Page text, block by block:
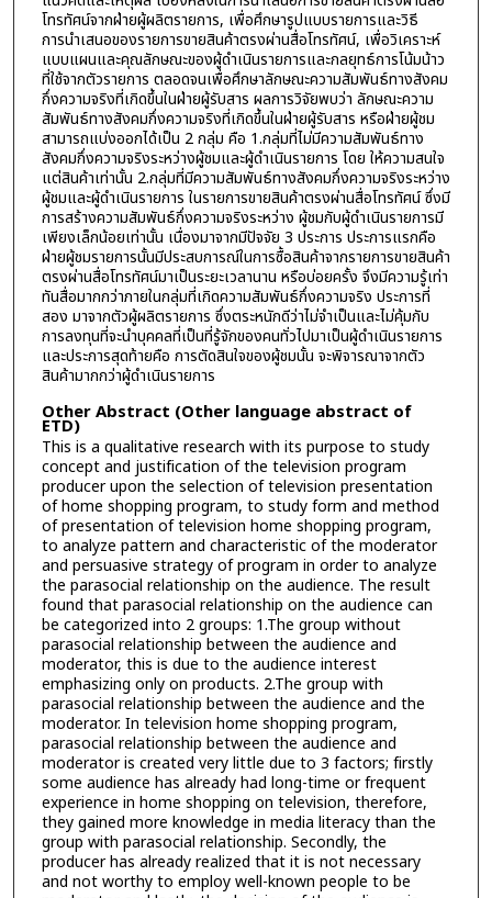
โทรทัศน์จากฝ่ายผู้ผลิตรายการ, เพื่อศึกษารูปแบบรายการและวิธี
การนำเสนอของรายการขายสินค้าตรงผ่านสื่อโทรทัศน์, เพื่อวิเคราะห์
แบบแผนและคุณลักษณะของผู้ดำเนินรายการและกลยุทธ์การโน้มน้าว
ที่ใช้จากตัวรายการ ตลอดจนเพื่อศึกษาลักษณะความสัมพันธ์ทางสังคม
กึ่งความจริงที่เกิดขึ้นในฝ่ายผู้รับสาร ผลการวิจัยพบว่า ลักษณะความ
สัมพันธ์ทางสังคมกึ่งความจริงที่เกิดขึ้นในฝ่ายผู้รับสาร หรือฝ่ายผู้ชม
สามารถแบ่งออกได้เป็น 2 กลุ่ม คือ 1.กลุ่มที่ไม่มีความสัมพันธ์ทาง
สังคมกึ่งความจริงระหว่างผู้ชมและผู้ดำเนินรายการ โดย ให้ความสนใจ
แต่สินค้าเท่านั้น 2.กลุ่มที่มีความสัมพันธ์ทางสังคมกึ่งความจริงระหว่าง
ผู้ชมและผู้ดำเนินรายการ ในรายการขายสินค้าตรงผ่านสื่อโทรทัศน์ ซึ่งมี
การสร้างความสัมพันธ์กึ่งความจริงระหว่าง ผู้ชมกับผู้ดำเนินรายการมี
เพียงเล็กน้อยเท่านั้น เนื่องมาจากมีปัจจัย 3 ประการ ประการแรกคือ
ฝ่ายผู้ชมรายการนั้นมีประสบการณ์ในการซื้อสินค้าจากรายการขายสินค้า
ตรงผ่านสื่อโทรทัศน์มาเป็นระยะเวลานาน หรือบ่อยครั้ง จึงมีความรู้เท่า
ทันสื่อมากกว่าภายในกลุ่มที่เกิดความสัมพันธ์กึ่งความจริง ประการที่
สอง มาจากตัวผู้ผลิตรายการ ซึ่งตระหนักดีว่าไม่จำเป็นและไม่คุ้มกับ
การลงทุนที่จะนำบุคคลที่เป็นที่รู้จักของคนทั่วไปมาเป็นผู้ดำเนินรายการ
และประการสุดท้ายคือ การตัดสินใจของผู้ชมนั้น จะพิจารณาจากตัว
สินค้ามากกว่าผู้ดำเนินรายการ
Other Abstract (Other language abstract of
ETD)
This is a qualitative research with its purpose to study
concept and justification of the television program
producer upon the selection of television presentation
of home shopping program, to study form and method
of presentation of television home shopping program,
to analyze pattern and characteristic of the moderator
and persuasive strategy of program in order to analyze
the parasocial relationship on the audience. The result
found that parasocial relationship on the audience can
be categorized into 2 groups: 1.The group without
parasocial relationship between the audience and
moderator, this is due to the audience interest
emphasizing only on products. 2.The group with
parasocial relationship between the audience and the
moderator. In television home shopping program,
parasocial relationship between the audience and
moderator is created very little due to 3 factors; firstly
some audience has already had long-time or frequent
experience in home shopping on television, therefore,
they gained more knowledge in media literacy than the
group with parasocial relationship. Secondly, the
producer has already realized that it is not necessary
and not worthy to employ well-known people to be